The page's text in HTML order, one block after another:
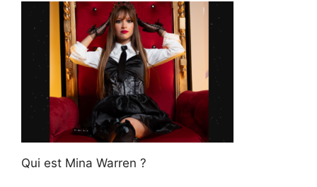
Qui est Mina Warren ?